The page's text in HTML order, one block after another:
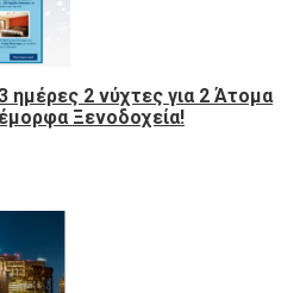
2 νύχτες για 2 Άτομα
Ξενοδοχεία!